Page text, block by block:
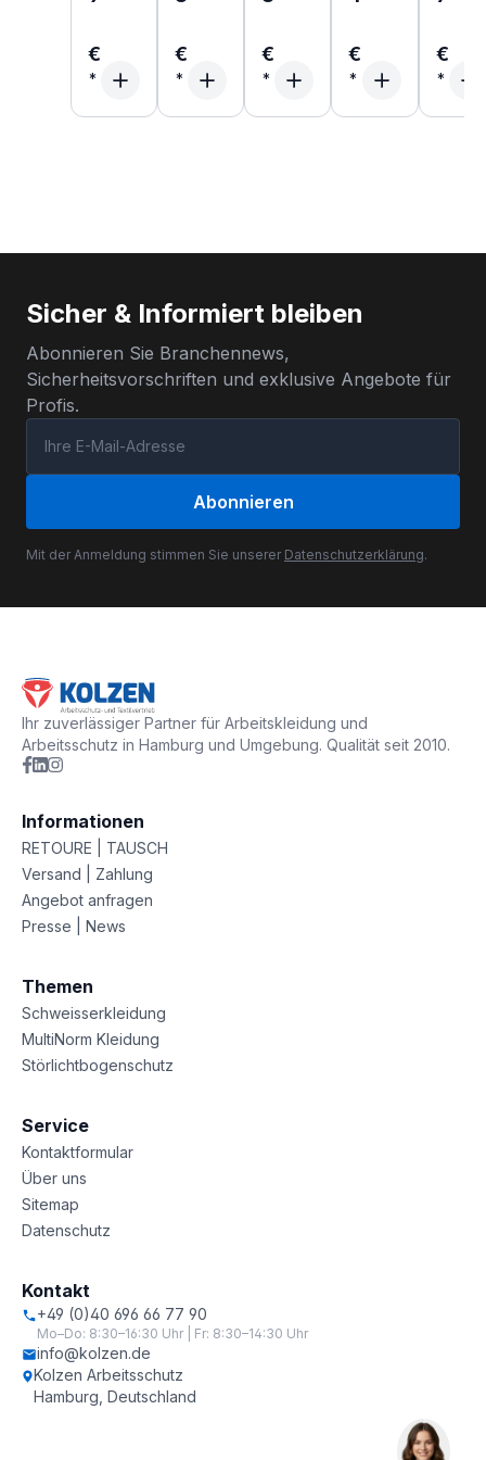
€ € € € €
Sicher & Informiert bleiben
Abonnieren Sie Branchennews,
Sicherheitsvorschriften und exklusive Angebote für
Profis.
Abonnieren
Mit der Anmeldung stimmen Sie unserer Datenschutzerklärung.
Ihr zuverlässiger Partner für Arbeitskleidung und
Arbeitsschutz in Hamburg und Umgebung. Qualität seit 2010.
Informationen
RETOURE | TAUSCH
Versand | Zahlung
Angebot anfragen
Presse | News
Themen
Schweisserkleidung
MultiNorm Kleidung
Störlichtbogenschutz
Service
Kontaktformular
Über uns
Sitemap
Datenschutz
Kontakt
+49 (0)40 696 66 77 90
Mo–Do: 8:30–16:30 Uhr | Fr: 8:30–14:30 Uhr
info@kolzen.de
Kolzen Arbeitsschutz
Hamburg, Deutschland